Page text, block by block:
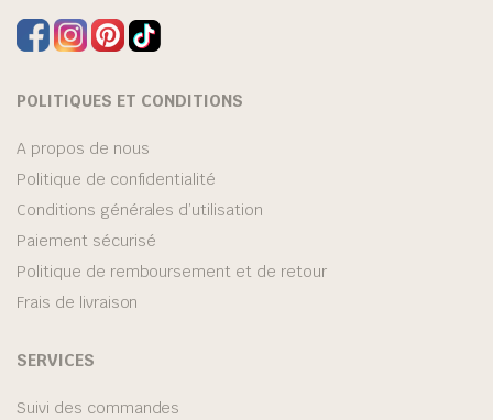
POLITIQUES ET CONDITIONS
A propos de nous
Politique de confidentialité
Conditions générales d’utilisation
Paiement sécurisé
Politique de remboursement et de retour
Frais de livraison
SERVICES
Suivi des commandes